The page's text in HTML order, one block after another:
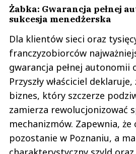
Żabka: Gwarancja pełnej
sukcesja menedżerska
Dla klientów sieci oraz
franczyzobiorców
gwarancja pełnej autonomii
Przyszły właściciel
biznes, który szczerze
zamierza rewolucjonizować
mechanizmów. Zapewnia,
pozostanie w Poznaniu, a